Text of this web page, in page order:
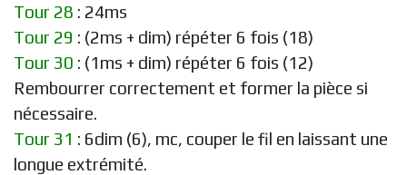
Tour 28 : 24ms
Tour 29 : (2ms + dim) répéter 6 fois (18)
Tour 30 : (1ms + dim) répéter 6 fois (12)
Rembourrer correctement et former la pièce si
nécessaire.
Tour 31 : 6dim (6), mc, couper le fil en laissant une
longue extrémité.